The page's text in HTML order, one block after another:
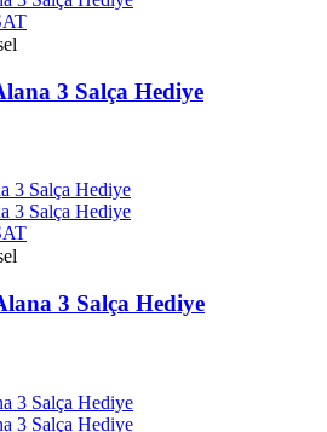
3 Salça Hediye
3 Salça Hediye